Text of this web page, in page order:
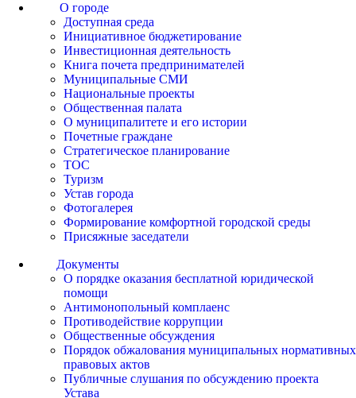
О городе
Доступная среда
Инициативное бюджетирование
Инвестиционная деятельность
Книга почета предпринимателей
Муниципальные СМИ
Национальные проекты
Общественная палата
О муниципалитете и его истории
Почетные граждане
Стратегическое планирование
ТОС
Туризм
Устав города
Фотогалерея
Формирование комфортной городской среды
Присяжные заседатели
Документы
О порядке оказания бесплатной юридической
помощи
Антимонопольный комплаенс
Противодействие коррупции
Общественные обсуждения
Порядок обжалования муниципальных нормативных
правовых актов
Публичные слушания по обсуждению проекта
Устава